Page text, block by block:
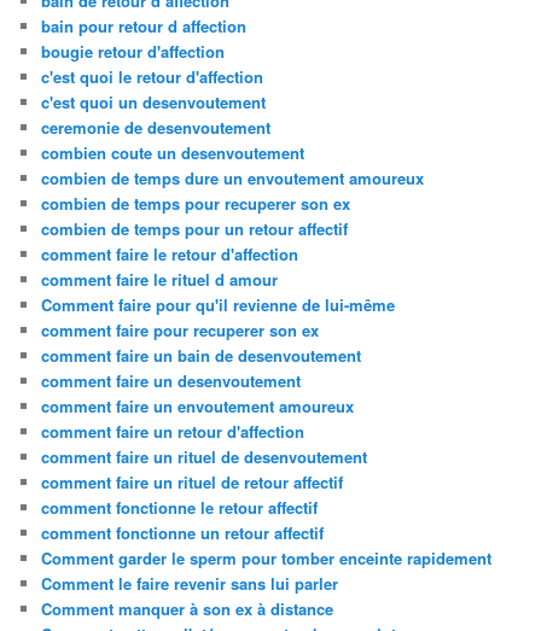
bain pour retour d affection
bougie retour d'affection
c'est quoi le retour d'affection
c'est quoi un desenvoutement
ceremonie de desenvoutement
combien coute un desenvoutement
combien de temps dure un envoutement amoureux
combien de temps pour recuperer son ex
combien de temps pour un retour affectif
comment faire le retour d'affection
comment faire le rituel d amour
Comment faire pour qu'il revienne de lui-même
comment faire pour recuperer son ex
comment faire un bain de desenvoutement
comment faire un desenvoutement
comment faire un envoutement amoureux
comment faire un retour d'affection
comment faire un rituel de desenvoutement
comment faire un rituel de retour affectif
comment fonctionne le retour affectif
comment fonctionne un retour affectif
Comment garder le sperm pour tomber enceinte rapidement
Comment le faire revenir sans lui parler
Comment manquer à son ex à distance